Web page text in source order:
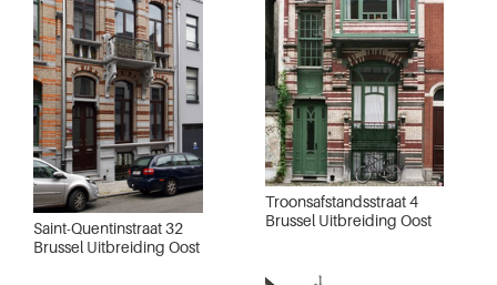
Saint-Quentinstraat 32
Brussel Uitbreiding Oost
Troonsafstandsstraat 4
Brussel Uitbreiding Oost